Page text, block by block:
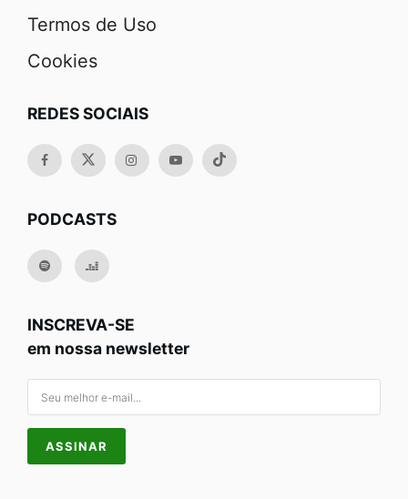
Termos de Uso
Cookies
REDES SOCIAIS
PODCASTS
INSCREVA-SE
em nossa newsletter